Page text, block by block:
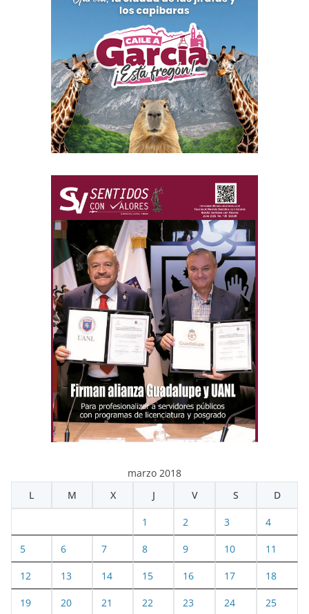
marzo 2018
L
M X J V S D
1 2 3 4
5 6 7 8 9 10 11
12 13 14 15 16 17 18
19 20 21 22 23 24 25